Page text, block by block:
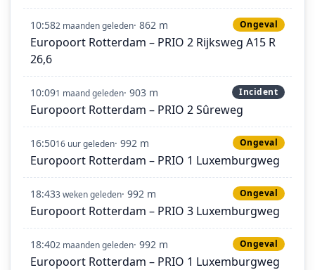
10:582 maanden geleden· 862 m Ongeval
Europoort Rotterdam – PRIO 2 Rijksweg A15 R
26,6
10:091 maand geleden· 903 m Incident
Europoort Rotterdam – PRIO 2 Sûreweg
16:5016 uur geleden· 992 m Ongeval
Europoort Rotterdam – PRIO 1 Luxemburgweg
18:433 weken geleden· 992 m Ongeval
Europoort Rotterdam – PRIO 3 Luxemburgweg
18:402 maanden geleden· 992 m Ongeval
Europoort Rotterdam – PRIO 1 Luxemburgweg